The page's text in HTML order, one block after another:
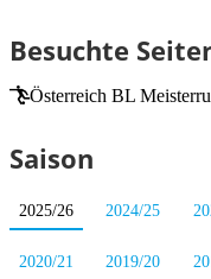
Besuchte
Österreich BL
Saison
2025/26 2024/25
2020/21 2019/20